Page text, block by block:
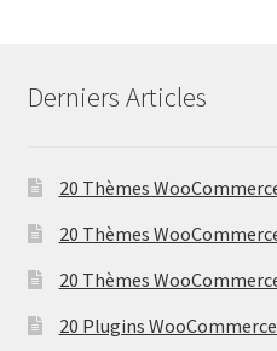
Derniers Articles
20 Thèmes
20 Thèmes
20 Thèmes
20 Plugins